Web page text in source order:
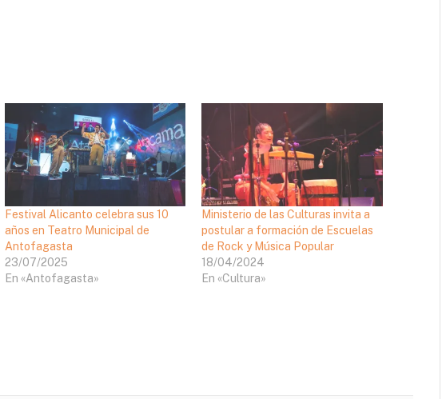
Festival Alicanto celebra sus 10
años en Teatro Municipal de
Antofagasta
23/07/2025
En «Antofagasta»
Ministerio de las Culturas invita a
postular a formación de Escuelas
de Rock y Música Popular
18/04/2024
En «Cultura»